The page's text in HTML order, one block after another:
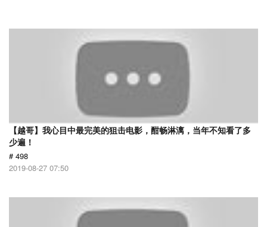
【越哥】我心目中最完美的狙击电影，酣畅淋漓，当年不知看了多
少遍！
# 498
2019-08-27 07:50